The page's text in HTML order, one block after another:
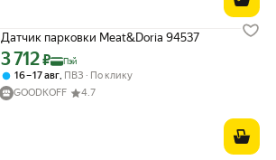
Датчик парковки Meat&Doria 94537
Цена с картой Яндекс Пэй 3712 ₽ вместо
3 712₽ Пэй
16 – 17 авг, ПВЗ
По клику
GOODKOFF
4.7